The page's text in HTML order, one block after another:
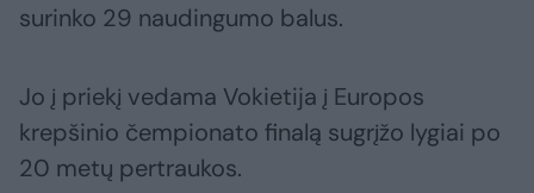
surinko 29 naudingumo balus.
Jo į priekį vedama Vokietija į Europos
krepšinio čempionato finalą sugrįžo lygiai po
20 metų pertraukos.